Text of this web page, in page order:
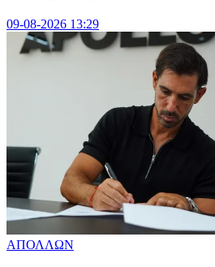
09-08-2026 13:29
ΑΠΟΛΛΩΝ